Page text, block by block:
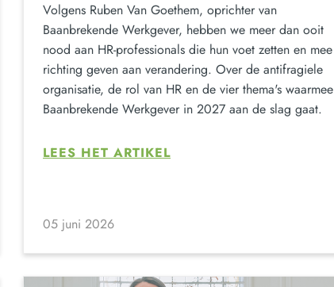
Volgens Ruben Van Goethem, oprichter van
Baanbrekende Werkgever, hebben we meer dan ooit
nood aan HR-professionals die hun voet zetten en mee
richting geven aan verandering. Over de antifragiele
organisatie, de rol van HR en de vier thema's waarmee
Baanbrekende Werkgever in 2027 aan de slag gaat.
LEES HET ARTIKEL
05 juni 2026